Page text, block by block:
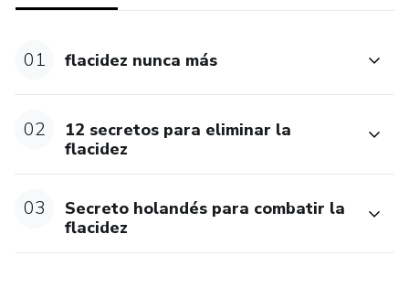
01 flacidez nunca más
02
12 secretos para eliminar la
flacidez
03
Secreto holandés para combatir la
flacidez